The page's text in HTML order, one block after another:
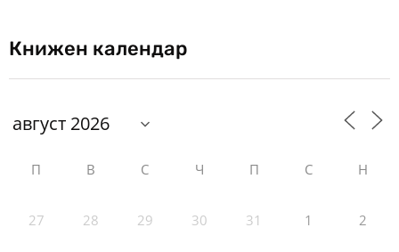
Книжен календар
П В С Ч П С Н
27 28 29 30 31 1 2